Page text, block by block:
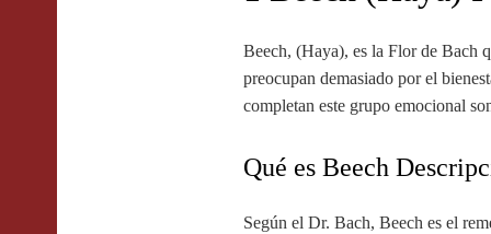
Beech, (Haya), es la Flor de Bach
preocupan demasiado por el
completan este grupo emocional
Qué es Beech
Según el Dr. Bach, Beech es el